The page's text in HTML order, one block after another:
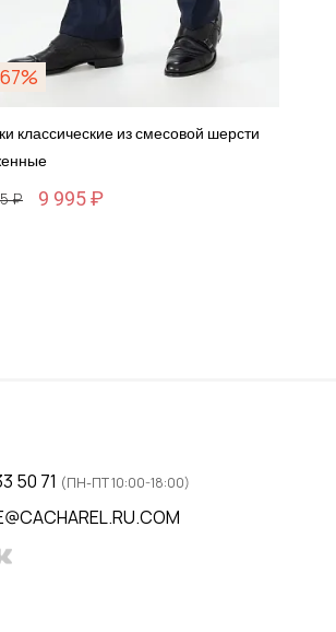
классические из смесовой шерсти
₽ 9 995 ₽
50 71 (ПН-ПТ 10:00-18:00)